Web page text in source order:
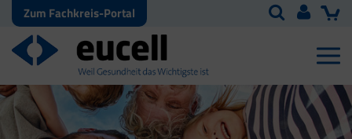
Zum Fachkreis-Portal